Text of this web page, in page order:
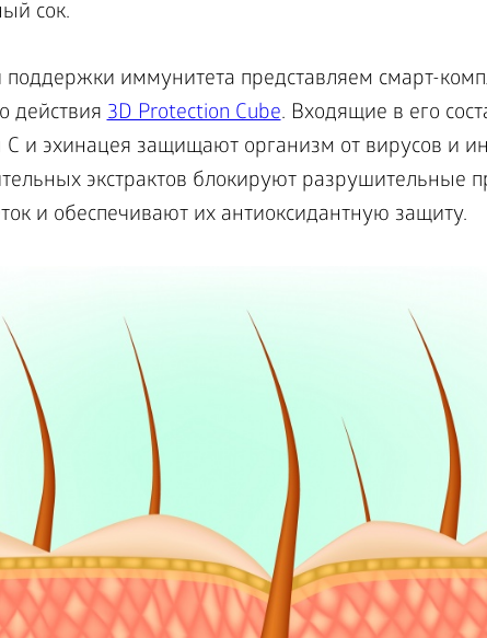
сок.
иммунитета представляем смарт-
действия3D Protection Cube. Входящие в его
С и эхинацея защищают организм от вирусов и
экстрактов блокируют разрушительные
и обеспечивают их антиоксидантную защиту.